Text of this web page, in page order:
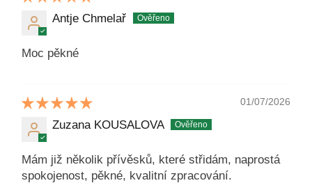
Antje Chmelař
Moc pěkné
01/07/2026
Zuzana KOUSALOVA
Mám již několik přívěsků, které střidám, naprostá
spokojenost, pěkné, kvalitní zpracování.